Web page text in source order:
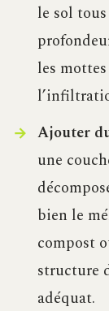
le sol
les
Ajouter
une
bien le
compost
structure
adéquat.